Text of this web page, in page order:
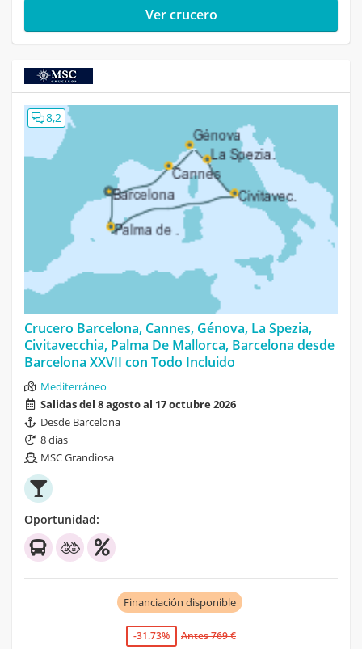
Ver crucero
8,2
Crucero Barcelona, Cannes, Génova, La Spezia,
Civitavecchia, Palma De Mallorca, Barcelona desde
Barcelona XXVII con Todo Incluido
Mediterráneo
Salidas del 8 agosto al 17 octubre 2026
Desde Barcelona
8 días
MSC Grandiosa
Oportunidad:
Financiación disponible
-31.73%
Antes 769 €